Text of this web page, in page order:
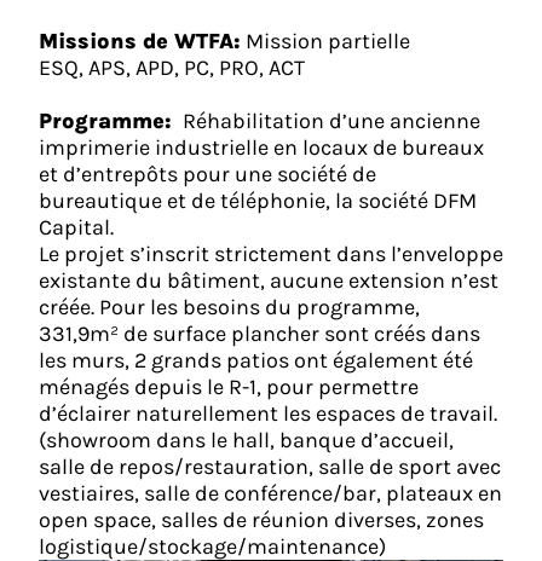
Missions de WTFA: Mission partielle
ESQ, APS, APD, PC, PRO, ACT
Programme: Réhabilitation d’une ancienne
imprimerie industrielle en locaux de bureaux
et d’entrepôts pour une société de
bureautique et de téléphonie, la société DFM
Capital.
Le projet s’inscrit strictement dans l’enveloppe
existante du bâtiment, aucune extension n’est
créée. Pour les besoins du programme,
331,9m² de surface plancher sont créés dans
les murs, 2 grands patios ont également été
ménagés depuis le R-1, pour permettre
d’éclairer naturellement les espaces de travail.
(showroom dans le hall, banque d’accueil,
salle de repos/restauration, salle de sport avec
vestiaires, salle de conférence/bar, plateaux en
open space, salles de réunion diverses, zones
logistique/stockage/maintenance)